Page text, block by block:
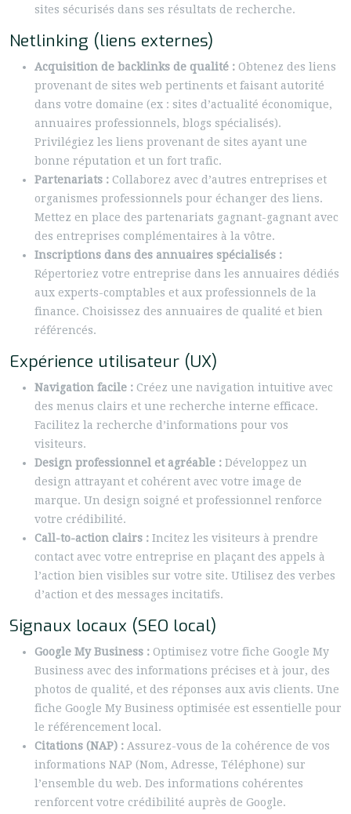
sites sécurisés dans ses résultats de recherche.
Netlinking (liens externes)
Acquisition de backlinks de qualité : Obtenez des liens
provenant de sites web pertinents et faisant autorité
dans votre domaine (ex : sites d’actualité économique,
annuaires professionnels, blogs spécialisés).
Privilégiez les liens provenant de sites ayant une
bonne réputation et un fort trafic.
Partenariats : Collaborez avec d’autres entreprises et
organismes professionnels pour échanger des liens.
Mettez en place des partenariats gagnant-gagnant avec
des entreprises complémentaires à la vôtre.
Inscriptions dans des annuaires spécialisés :
Répertoriez votre entreprise dans les annuaires dédiés
aux experts-comptables et aux professionnels de la
finance. Choisissez des annuaires de qualité et bien
référencés.
Expérience utilisateur (UX)
Navigation facile : Créez une navigation intuitive avec
des menus clairs et une recherche interne efficace.
Facilitez la recherche d’informations pour vos
visiteurs.
Design professionnel et agréable : Développez un
design attrayant et cohérent avec votre image de
marque. Un design soigné et professionnel renforce
votre crédibilité.
Call-to-action clairs : Incitez les visiteurs à prendre
contact avec votre entreprise en plaçant des appels à
l’action bien visibles sur votre site. Utilisez des verbes
d’action et des messages incitatifs.
Signaux locaux (SEO local)
Google My Business : Optimisez votre fiche Google My
Business avec des informations précises et à jour, des
photos de qualité, et des réponses aux avis clients. Une
fiche Google My Business optimisée est essentielle pour
le référencement local.
Citations (NAP) : Assurez-vous de la cohérence de vos
informations NAP (Nom, Adresse, Téléphone) sur
l’ensemble du web. Des informations cohérentes
renforcent votre crédibilité auprès de Google.